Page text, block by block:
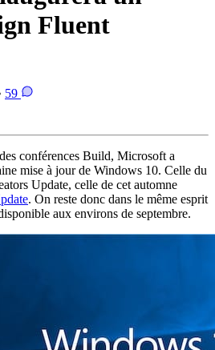
Fluent
59
conférences Build, Microsoft a
mise à jour de Windows 10. Celle du
Update, celle de cet automne
. On reste donc dans le même esprit
aux environs de septembre.